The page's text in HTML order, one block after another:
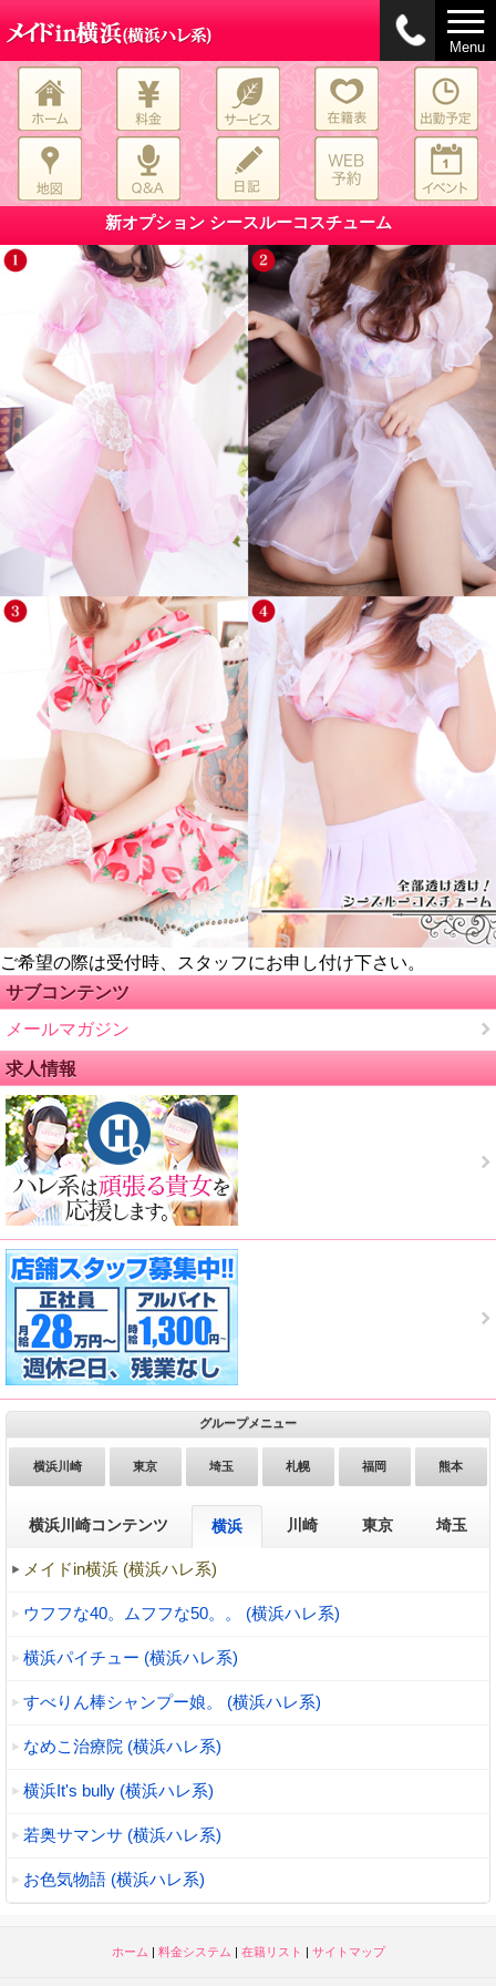
Menu
新オプション シースルーコスチューム
ご希望の際は受付時、スタッフにお申し付け下さい。
サブコンテンツ
メールマガジン
求人情報
グループメニュー
横浜川崎 東京 埼玉 札幌 福岡 熊本
横浜川崎コンテンツ 横浜 川崎 東京 埼玉
メイドin横浜 (横浜ハレ系)
ウフフな40。ムフフな50。。 (横浜ハレ系)
横浜パイチュー (横浜ハレ系)
すべりん棒シャンプー娘。 (横浜ハレ系)
なめこ治療院 (横浜ハレ系)
横浜It's bully (横浜ハレ系)
若奥サマンサ (横浜ハレ系)
お色気物語 (横浜ハレ系)
ホーム | 料金システム | 在籍リスト | サイトマップ